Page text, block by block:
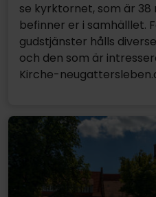
se kyrktornet, som är
befinner er i samhälllet.
gudstjänster hålls
och den som är
Kirche-